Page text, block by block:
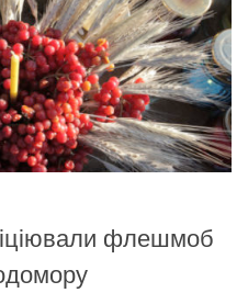
флешмоб